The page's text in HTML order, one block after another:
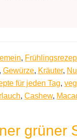
,
, Gewürze, Kräuter,
für jeden Tag,
, Cashew,
grüner